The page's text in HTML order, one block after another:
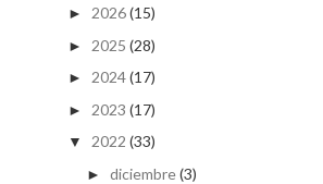
► 2026(15)
► 2025 (28)
► 2024(17)
► 2023 (17)
▼ 2022 (33)
► diciembre(3)